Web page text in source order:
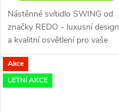
Nástěnné svítidlo SWING od
značky REDO - luxusní design
a kvalitní osvětlení pro vaše
interiéry.
Akce
LETNÍ AKCE